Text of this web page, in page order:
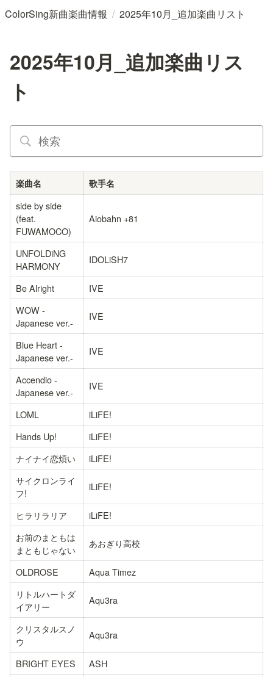
ColorSing新曲楽曲情報 / 2025年10月_追加楽曲リスト
2025年10月_追加楽曲リス
ト
楽曲名 歌手名
side by side
(feat.
FUWAMOCO)
Aiobahn +81
UNFOLDiNG
HARMONY
IDOLiSH7
Be Alright
IVE
WOW -
Japanese ver.-
IVE
Blue Heart -
Japanese ver.-
IVE
Accendio -
Japanese ver.-
IVE
LOML
iLiFE!
Hands Up!
iLiFE!
ナイナイ恋煩い
iLiFE!
サイクロンライ
フ!
iLiFE!
ヒラリラリア
iLiFE!
お前のまともは
まともじゃない
あおぎり高校
OLDROSE
Aqua Timez
リトルハートダ
イアリー
Aqu3ra
クリスタルスノ
ウ
Aqu3ra
BRIGHT EYES
ASH